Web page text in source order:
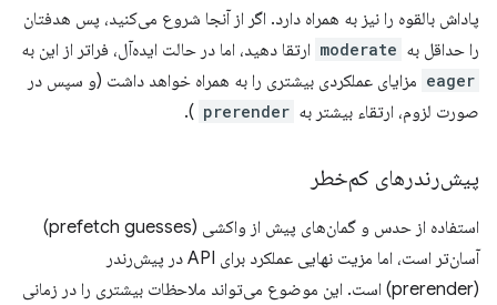
پاداش بالقوه را نیز به همراه دارد. اگر از آنجا شروع می‌کنید، پس هدفتان
را حداقل به moderate ​​ارتقا دهید، اما در حالت ایده‌آل، فراتر از این به
eager مزایای عملکردی بیشتری را به همراه خواهد داشت (و سپس در
صورت لزوم، ارتقاء بیشتر به prerender
).
پیش‌رندرهای کم‌خطر
استفاده از حدس و گمان‌های پیش از واکشی (prefetch guesses)
آسان‌تر است، اما مزیت نهایی عملکرد برای API در پیش‌رندر
(prerender) است. این موضوع می‌تواند ملاحظات بیشتری را در زمانی